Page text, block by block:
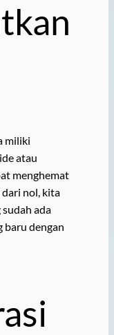
miliki
atau
menghemat
nol, kita
ada
baru dengan